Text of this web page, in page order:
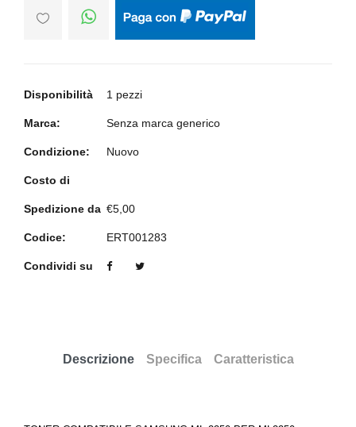
Disponibilità 1 pezzi
Marca: Senza marca generico
Condizione: Nuovo
Costo di
Spedizione da €5,00
Codice: ERT001283
Condividi su
Descrizione Specifica Caratteristica